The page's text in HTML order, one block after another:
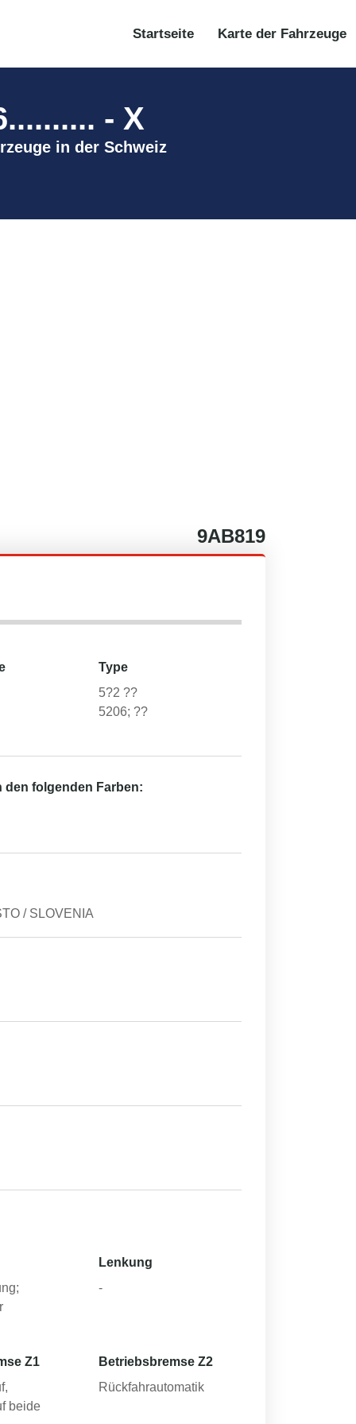
Startseite Karte der Fahrzeuge
- X
in der Schweiz
9AB819
Type
5?2 ??
5206; ??
den folgenden Farben:
/ SLOVENIA
Lenkung
-
Z1
beide
Betriebsbremse Z2
Rückfahrautomatik